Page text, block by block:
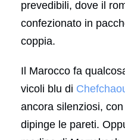
prevedibili, dove il
confezionato in
coppia.
Il Marocco fa
vicoli blu di
ancora silenziosi,
dipinge le pareti.